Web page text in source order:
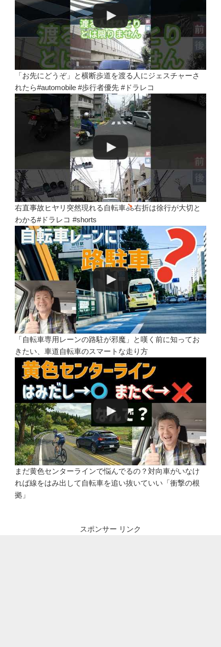
「お先にどうぞ」と横断歩道を渡る人にジェスチャーさ
れたら#automobile #歩行者優先 #ドラレコ
右直事故ヒヤリ突然現れる自転車
右折は徐行が大切と
わかる#ドラレコ #shorts
「自転車専用レーンの路駐が邪魔」と嘆く前に知ってお
きたい、車道自転車のスマートな走り方
まだ黄色センターラインで悩んでるの？対向車がいなけ
れば線をはみ出して自転車を追い抜いていい「衝撃の根
拠」
スポンサー リンク